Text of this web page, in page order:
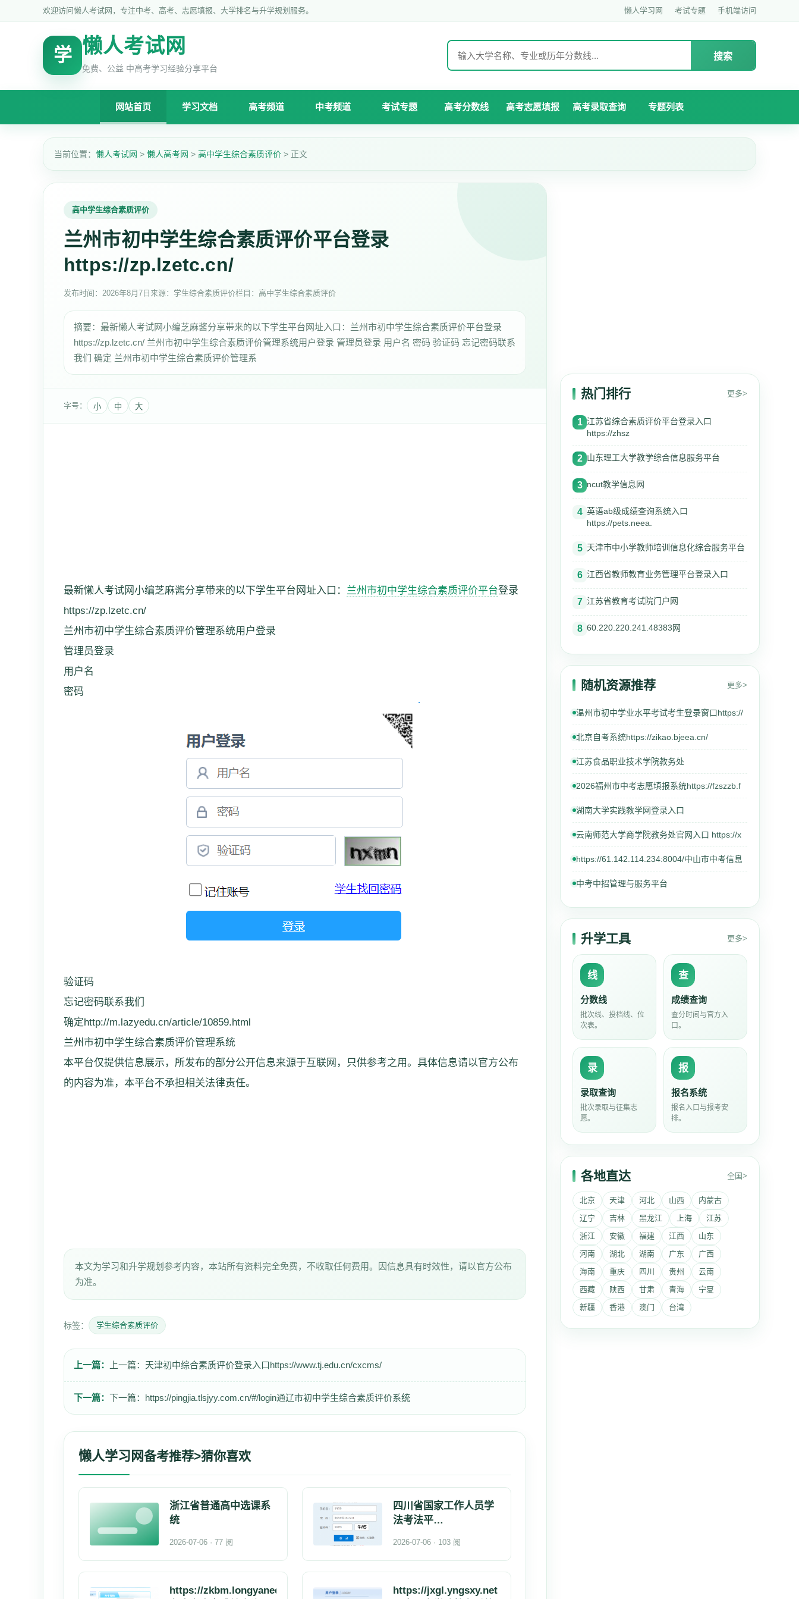
欢迎访问懒人考试网，专注中考、高考、志愿填报、大学排名与升学规划服务。 懒人学习网 考试专题 手机端访问
学 懒人考试网
免费、公益 中高考学习经验分享平台
搜索
网站首页 学习文档 高考频道 中考频道 考试专题 高考分数线 高考志愿填报 高考录取查询 专题列表
当前位置： 懒人考试网 > 懒人高考网 > 高中学生综合素质评价 > 正文
高中学生综合素质评价
兰州市初中学生综合素质评价平台登录
https://zp.lzetc.cn/
发布时间： 2026年8月7日 来源：学生综合素质评价栏目：高中学生综合素质评价
摘要：最新懒人考试网小编芝麻酱分享带来的以下学生平台网址入口：兰州市初中学生综合素质评价平台登录
https://zp.lzetc.cn/ 兰州市初中学生综合素质评价管理系统用户登录 管理员登录 用户名 密码 验证码 忘记密码联系
我们 确定 兰州市初中学生综合素质评价管理系
字号： 小 中 大
最新懒人考试网小编芝麻酱分享带来的以下学生平台网址入口： 兰州市初中学生综合素质评价平台登录
https://zp.lzetc.cn/
兰州市初中学生综合素质评价管理系统用户登录
管理员登录
用户名
密码
验证码
忘记密码联系我们
确定http://m.lazyedu.cn/article/10859.html
兰州市初中学生综合素质评价管理系统
本平台仅提供信息展示，所发布的部分公开信息来源于互联网，只供参考之用。具体信息请以官方公布
的内容为准，本平台不承担相关法律责任。
本文为学习和升学规划参考内容，本站所有资料完全免费，不收取任何费用。因信息具有时效性，请以官方公布
为准。
标签： 学生综合素质评价
上一篇： 上一篇： 天津初中综合素质评价登录入口https://www.tj.edu.cn/cxcms/
下一篇： 下一篇： https://pingjia.tlsjyy.com.cn/#/login通辽市初中学生综合素质评价系统
懒人学习网备考推荐>猜你喜欢
浙江省普通高中选课系
统
2026-07-06 · 77 阅
四川省国家工作人员学
法考法平
2026-07-06 · 103 阅
https://zkbm.longyanedu.net/ https://jxgl.yngsxy.net
热门排行 更多>
1 江苏省综合素质评价平台登录入口
https://zhsz
2 山东理工大学教学综合信息服务平台
3 ncut教学信息网
4 英语ab级成绩查询系统入口
https://pets.neea.
5 天津市中小学教师培训信息化综合服务平台
6 江西省教师教育业务管理平台登录入口
7 江苏省教育考试院门户网
8 60.220.220.241.48383网
随机资源推荐 更多>
温州市初中学业水平考试考生登录窗口https://
北京自考系统https://zikao.bjeea.cn/
江苏食品职业技术学院教务处
2026福州市中考志愿填报系统https://fzszzb.f
湖南大学实践教学网登录入口
云南师范大学商学院教务处官网入口 https://x
https://61.142.114.234:8004/中山市中考信息
中考中招管理与服务平台
升学工具 更多>
线
分数线
批次线、投档线、位
次表。
查
成绩查询
查分时间与官方入
口。
录
录取查询
批次录取与征集志
愿。
报
报名系统
报名入口与报考安
排。
各地直达 全国>
北京 天津 河北 山西
内蒙古
辽宁
吉林 黑龙江 上海
江苏
浙江
安徽 福建 江西
山东
河南
湖北 湖南 广东
广西
海南
重庆 四川 贵州
云南
西藏
陕西 甘肃 青海
宁夏
新疆
香港 澳门 台湾